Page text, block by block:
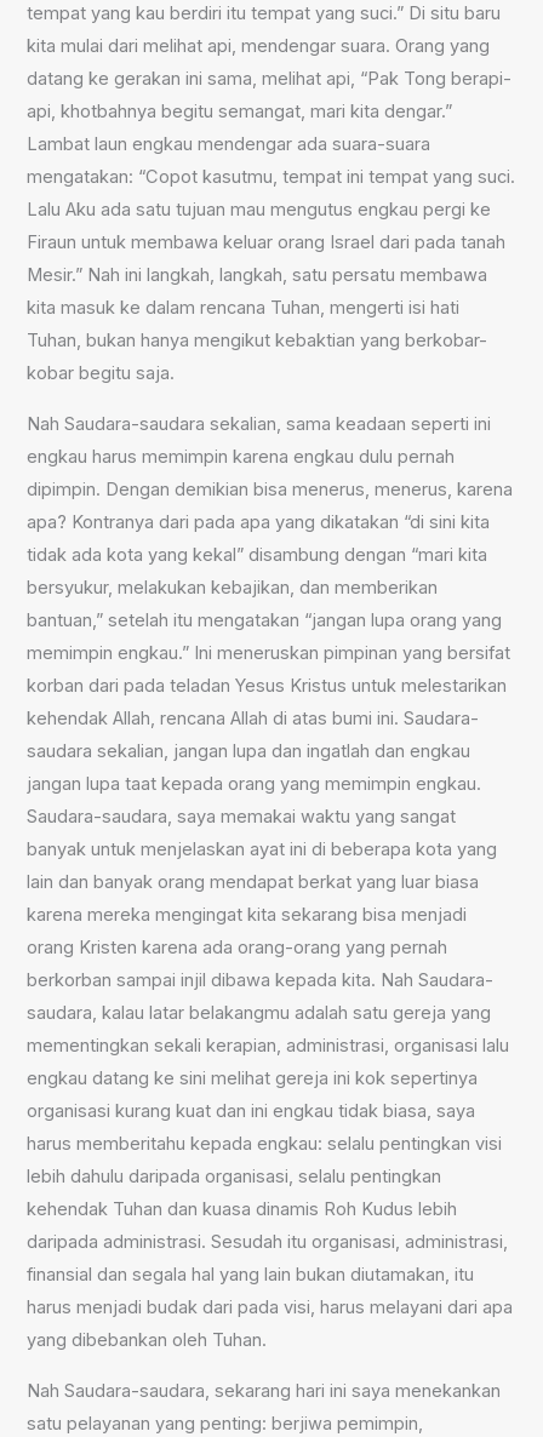
tempat yang kau berdiri itu tempat yang suci.” Di situ baru
kita mulai dari melihat api, mendengar suara. Orang yang
datang ke gerakan ini sama, melihat api, “Pak Tong berapi-
api, khotbahnya begitu semangat, mari kita dengar.”
Lambat laun engkau mendengar ada suara-suara
mengatakan: “Copot kasutmu, tempat ini tempat yang suci.
Lalu Aku ada satu tujuan mau mengutus engkau pergi ke
Firaun untuk membawa keluar orang Israel dari pada tanah
Mesir.” Nah ini langkah, langkah, satu persatu membawa
kita masuk ke dalam rencana Tuhan, mengerti isi hati
Tuhan, bukan hanya mengikut kebaktian yang berkobar-
kobar begitu saja.
Nah Saudara-saudara sekalian, sama keadaan seperti ini
engkau harus memimpin karena engkau dulu pernah
dipimpin. Dengan demikian bisa menerus, menerus, karena
apa? Kontranya dari pada apa yang dikatakan “di sini kita
tidak ada kota yang kekal” disambung dengan “mari kita
bersyukur, melakukan kebajikan, dan memberikan
bantuan,” setelah itu mengatakan “jangan lupa orang yang
memimpin engkau.” Ini meneruskan pimpinan yang bersifat
korban dari pada teladan Yesus Kristus untuk melestarikan
kehendak Allah, rencana Allah di atas bumi ini. Saudara-
saudara sekalian, jangan lupa dan ingatlah dan engkau
jangan lupa taat kepada orang yang memimpin engkau.
Saudara-saudara, saya memakai waktu yang sangat
banyak untuk menjelaskan ayat ini di beberapa kota yang
lain dan banyak orang mendapat berkat yang luar biasa
karena mereka mengingat kita sekarang bisa menjadi
orang Kristen karena ada orang-orang yang pernah
berkorban sampai injil dibawa kepada kita. Nah Saudara-
saudara, kalau latar belakangmu adalah satu gereja yang
mementingkan sekali kerapian, administrasi, organisasi lalu
engkau datang ke sini melihat gereja ini kok sepertinya
organisasi kurang kuat dan ini engkau tidak biasa, saya
harus memberitahu kepada engkau: selalu pentingkan visi
lebih dahulu daripada organisasi, selalu pentingkan
kehendak Tuhan dan kuasa dinamis Roh Kudus lebih
daripada administrasi. Sesudah itu organisasi, administrasi,
finansial dan segala hal yang lain bukan diutamakan, itu
harus menjadi budak dari pada visi, harus melayani dari apa
yang dibebankan oleh Tuhan.
Nah Saudara-saudara, sekarang hari ini saya menekankan
satu pelayanan yang penting: berjiwa pemimpin,